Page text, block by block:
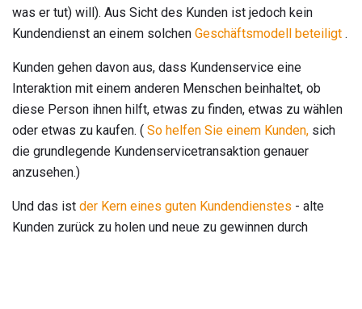
was er tut) will). Aus Sicht des Kunden ist jedoch kein
Kundendienst an einem solchen Geschäftsmodell beteiligt .
Kunden gehen davon aus, dass Kundenservice eine
Interaktion mit einem anderen Menschen beinhaltet, ob
diese Person ihnen hilft, etwas zu finden, etwas zu wählen
oder etwas zu kaufen. ( So helfen Sie einem Kunden, sich
die grundlegende Kundenservicetransaktion genauer
anzusehen.)
Und das ist der Kern eines guten Kundendienstes - alte
Kunden zurück zu holen und neue zu gewinnen durch